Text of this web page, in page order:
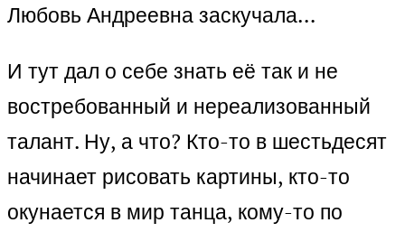
Любовь Андреевна заскучала…
И тут дал о себе знать её так и не
востребованный и нереализованный
талант. Ну, а что? Кто-то в шестьдесят
начинает рисовать картины, кто-то
окунается в мир танца, кому-то по